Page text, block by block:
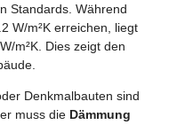
Standards. Während
W/m²K erreichen, liegt
m²K. Dies zeigt den
Denkmalbauten sind
muss die Dämmung